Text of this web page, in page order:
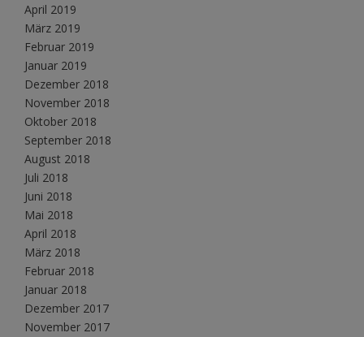
April 2019
März 2019
Februar 2019
Januar 2019
Dezember 2018
November 2018
Oktober 2018
September 2018
August 2018
Juli 2018
Juni 2018
Mai 2018
April 2018
März 2018
Februar 2018
Januar 2018
Dezember 2017
November 2017